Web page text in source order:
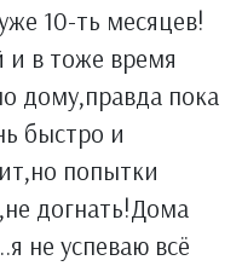
10-ть месяцев!
в тоже время
дому,правда пока
быстро и
попытки
догнать!Дома
не успеваю всё